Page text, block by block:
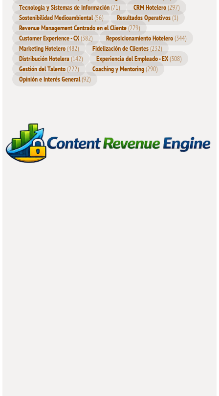
Tecnología y Sistemas de Información(71) CRM Hotelero(297)
Sostenibilidad Medioambiental(56) Resultados Operativos(1)
Revenue Management Centrado en el Cliente(279)
Customer Experience - CX(382) Reposicionamiento Hotelero(344)
Marketing Hotelero(482) Fidelización de Clientes(232)
Distribución Hotelera(142) Experiencia del Empleado - EX(308)
Gestión del Talento(222) Coaching y Mentoring(290)
Opinión e Interés General(92)